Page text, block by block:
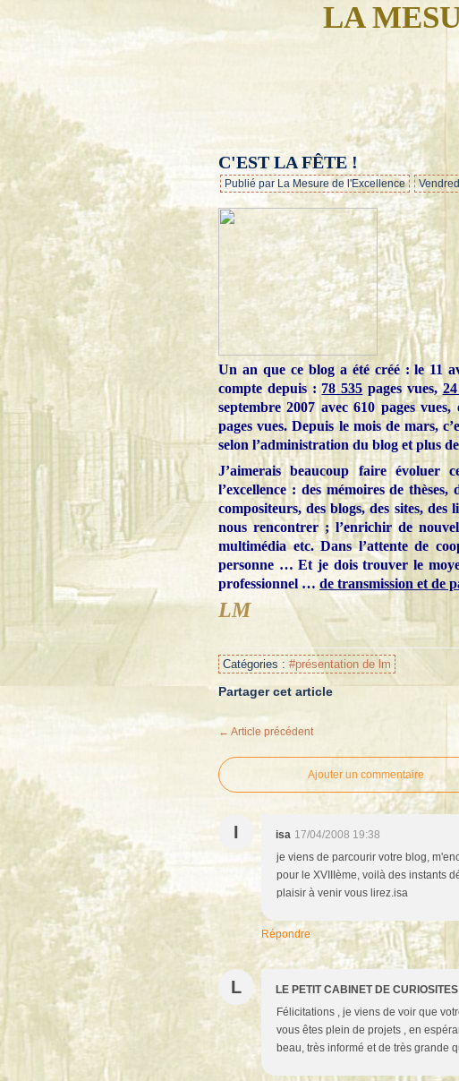
LA
C'EST LA FÊTE !
Publié par La Mesure de l'Excellence
Un an que ce blog a été créé : le 11
compte depuis :78 535 pages vues,
septembre 2007 avec 610 pages
pages vues. Depuis le mois de mars,
selon l’administration du blog et plus
J’aimerais beaucoup faire évoluer
l’excellence : des mémoires de
compositeurs, des blogs, des sites,
nous rencontrer ; l’enrichir de
multimédia etc. Dans l’attente de
personne … Et je dois trouver le
professionnel …de transmission et de
LM
Catégories : #présentation de lm
Partager cet article
← Article précédent
Ajouter un commentaire
I isa 17/04/2008 19:38
je viens de parcourir votre blog,
pour le XVIIIème, voilà des instants
plaisir à venir vous lirez.isa
Répondre
L LE PETIT CABINET DE CURIOSITES
Félicitations , je viens de voir que
vous êtes plein de projets , en
beau, très informé et de très grande